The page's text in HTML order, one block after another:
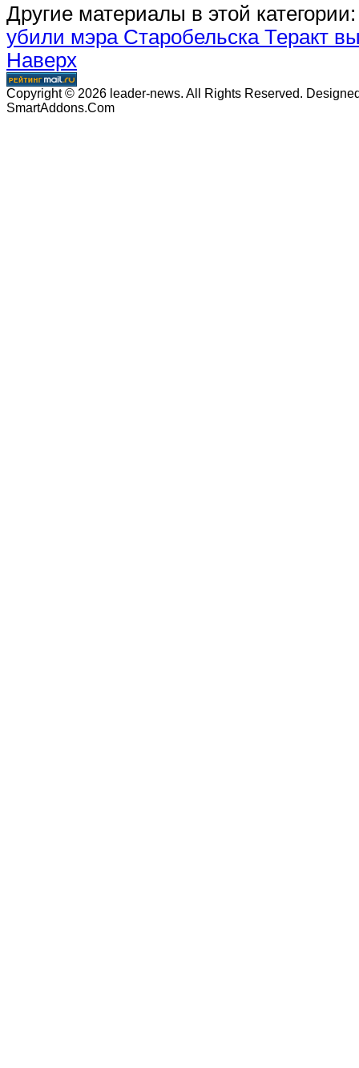
Другие материалы в этой категории:
убили мэра Старобельска Теракт
Наверх
Copyright © 2026 leader-news. All Rights Reserved.
SmartAddons.Com